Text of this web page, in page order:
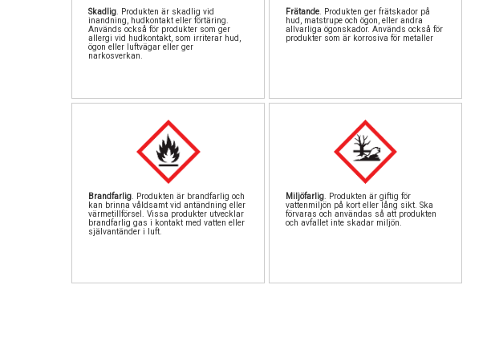
Skadlig . Produkten är skadlig vid
inandning, hudkontakt eller förtäring.
Används också för produkter som ger
allergi vid hudkontakt, som irriterar hud,
ögon eller luftvägar eller ger
narkosverkan.
Frätande . Produkten ger frätskador på
hud, matstrupe och ögon, eller andra
allvarliga ögonskador. Används också för
produkter som är korrosiva för metaller
Brandfarlig . Produkten är brandfarlig och
kan brinna våldsamt vid antändning eller
värmetillförsel. Vissa produkter utvecklar
brandfarlig gas i kontakt med vatten eller
självantänder i luft.
Miljöfarlig . Produkten är giftig för
vattenmiljön på kort eller lång sikt. Ska
förvaras och användas så att produkten
och avfallet inte skadar miljön.